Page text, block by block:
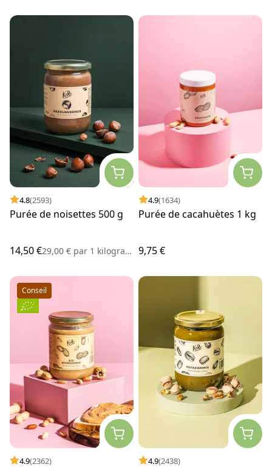
4.8(2593)
Purée de noisettes 500 g
14,50 €29,00 € par 1 kilogramme
4.9(1634)
Purée de cacahuètes 1 kg
9,75 €
Conseil
4.9(2362) 4.9(2438)